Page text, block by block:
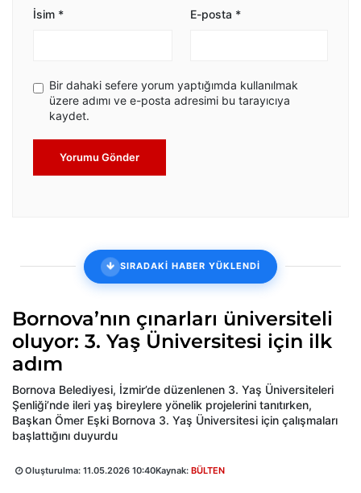
İsim * E-posta *
Bir dahaki sefere yorum yaptığımda kullanılmak
üzere adımı ve e-posta adresimi bu tarayıcıya
kaydet.
Yorumu Gönder
SIRADAKİ HABER YÜKLENDİ
Bornova’nın çınarları üniversiteli
oluyor: 3. Yaş Üniversitesi için ilk
adım
Bornova Belediyesi, İzmir’de düzenlenen 3. Yaş Üniversiteleri
Şenliği’nde ileri yaş bireylere yönelik projelerini tanıtırken,
Başkan Ömer Eşki Bornova 3. Yaş Üniversitesi için çalışmaları
başlattığını duyurdu
Oluşturulma: 11.05.2026 10:40Kaynak: BÜLTEN